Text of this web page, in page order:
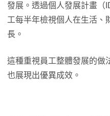
發展。透過個人發展計畫（
工每半年檢視個人在生活、
長。
這種重視員工整體發展的做
也展現出優異成效。